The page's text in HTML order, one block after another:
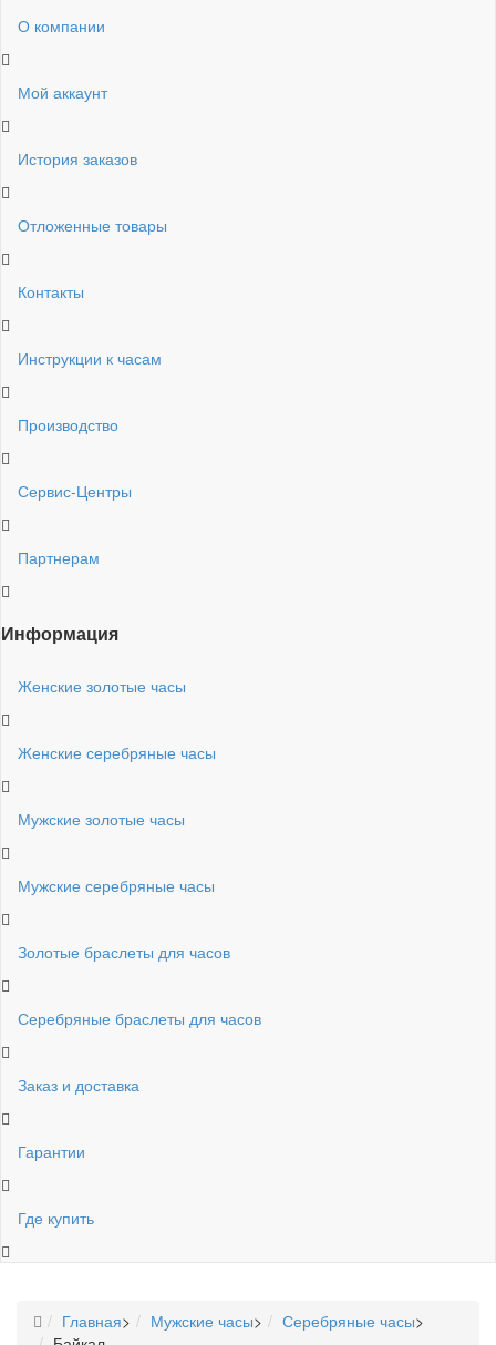
О компании
Мой аккаунт
История заказов
Отложенные товары
Контакты
Инструкции к часам
Производство
Сервис-Центры
Партнерам
Информация
Женские золотые часы
Женские серебряные часы
Мужские золотые часы
Мужские серебряные часы
Золотые браслеты для часов
Серебряные браслеты для часов
Заказ и доставка
Гарантии
Где купить
Главная> Мужские часы> Серебряные часы>